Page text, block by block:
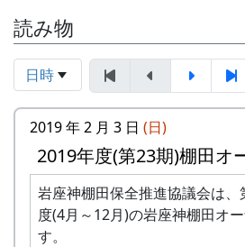
読み物
日時
2019 年 2 月 3 日 (日)
2019年度(第23期)棚田オ
岩座神棚田保全推進協議会は
度(4月～12月)の岩座神棚田オ
す。